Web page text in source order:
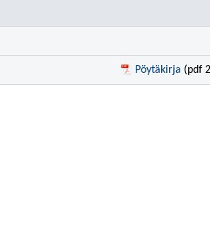
Pöytäkirja (pdf